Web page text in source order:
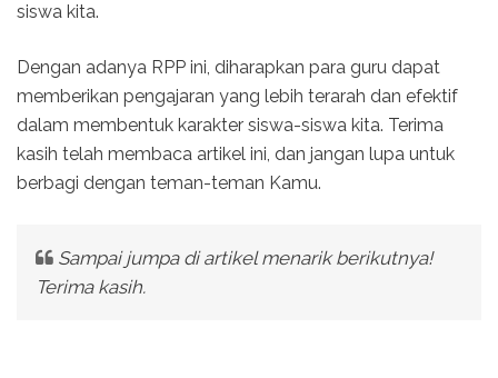
siswa kita.
Dengan adanya RPP ini, diharapkan para guru dapat
memberikan pengajaran yang lebih terarah dan efektif
dalam membentuk karakter siswa-siswa kita. Terima
kasih telah membaca artikel ini, dan jangan lupa untuk
berbagi dengan teman-teman Kamu.
Sampai jumpa di artikel menarik berikutnya!
Terima kasih.